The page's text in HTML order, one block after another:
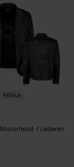
Afdruk
Motörhead
Lederen